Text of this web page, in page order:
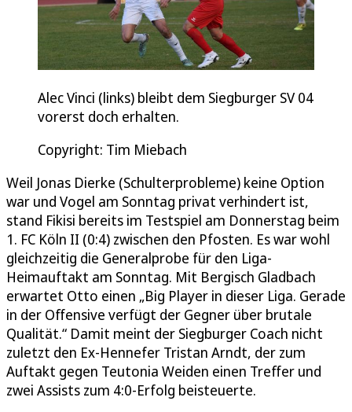
Alec Vinci (links) bleibt dem Siegburger SV 04
vorerst doch erhalten.
Copyright: Tim Miebach
Weil Jonas Dierke (Schulterprobleme) keine Option
war und Vogel am Sonntag privat verhindert ist,
stand Fikisi bereits im Testspiel am Donnerstag beim
1. FC Köln II (0:4) zwischen den Pfosten. Es war wohl
gleichzeitig die Generalprobe für den Liga-
Heimauftakt am Sonntag. Mit Bergisch Gladbach
erwartet Otto einen „Big Player in dieser Liga. Gerade
in der Offensive verfügt der Gegner über brutale
Qualität.“ Damit meint der Siegburger Coach nicht
zuletzt den Ex-Hennefer Tristan Arndt, der zum
Auftakt gegen Teutonia Weiden einen Treffer und
zwei Assists zum 4:0-Erfolg beisteuerte.